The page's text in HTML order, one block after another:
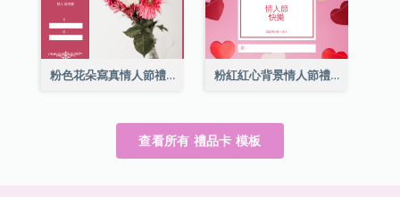
粉色花朵寫真情人節禮品卡 粉紅紅心背景情人節禮品卡
查看所有 禮品卡 模板